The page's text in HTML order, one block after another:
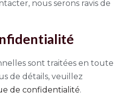
nous serons ravis de
sont traitées en toute
de détails, veuillez
de confidentialité.